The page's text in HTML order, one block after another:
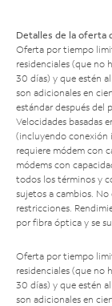
Detalles de la oferta
Oferta por tiempo
residenciales (que no
30 días) y que estén
son adicionales en
estándar después del
Velocidades basadas
(incluyendo conexión
requiere módem con
módems con
todos los términos y
sujetos a cambios. No
restricciones.
por fibra óptica y se
Oferta por tiempo
residenciales (que no
30 días) y que estén
son adicionales en